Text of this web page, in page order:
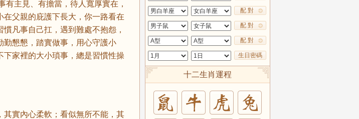
主見、有擔當，待人寬厚實在，
父親的庇護下長大，你一路看在
凡事自己扛，遇到難處不抱怨，
勤懇懇，踏實做事，用心守護小
家裡的大小瑣事，總是習慣性操
實內心柔軟；看似無所不能，其
配 對
配 對
配 對
生日密碼
十二生肖運程